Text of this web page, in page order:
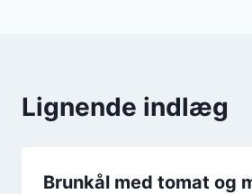
Lignende indlæg
Brunkål med tomat og